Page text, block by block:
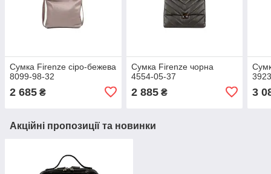
Сумка Firenze сіро-бежева
8099-98-32
2 685 ₴
Сумка Firenze чорна
4554-05-37
2 885₴ 3
Акційні пропозиції та новинки